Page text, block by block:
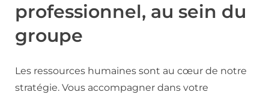
professionnel, au sein du
groupe
Les ressources humaines sont au cœur de notre
stratégie. Vous accompagner dans votre